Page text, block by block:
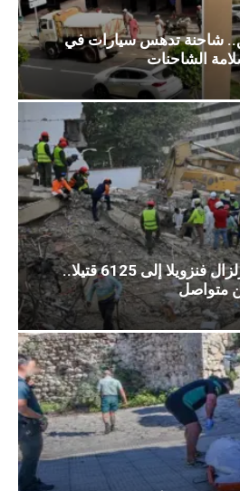
شاحنة تدهس سيارات في
الشاحنات
ارتفاع حصيلة ضحايا زلزال فنزويلا إلى 6125 قتيلا..
متواصل